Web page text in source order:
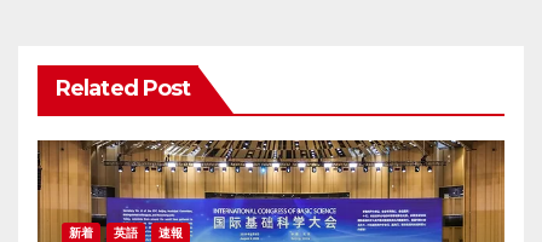
ョ
ン
Related Post
新着 英語 速報